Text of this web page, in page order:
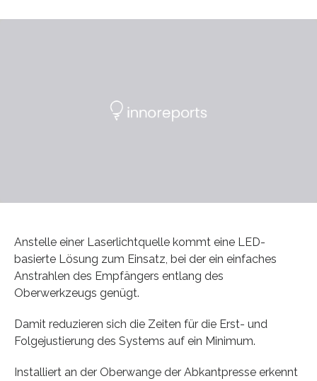
Anstelle einer Laserlichtquelle kommt eine LED-
basierte Lösung zum Einsatz, bei der ein einfaches
Anstrahlen des Empfängers entlang des
Oberwerkzeugs genügt.
Damit reduzieren sich die Zeiten für die Erst- und
Folgejustierung des Systems auf ein Minimum.
Installiert an der Oberwange der Abkantpresse erkennt